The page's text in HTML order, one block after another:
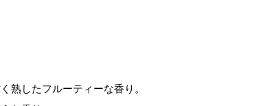
熟したフルーティーな香り。